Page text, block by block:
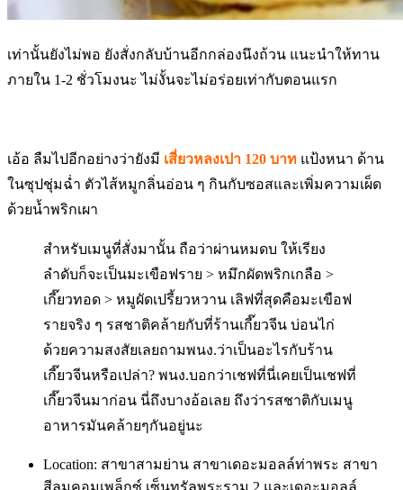
เท่านั้นยังไม่พอ ยังสั่งกลับบ้านอีกกล่องนึงถ้วน แนะนำให้ทาน
ภายใน 1-2 ชั่วโมงนะ ไม่งั้นจะไม่อร่อยเท่ากับตอนแรก
เอ้อ ลืมไปอีกอย่างว่ายังมี เสี่ยวหลงเปา 120 บาท แป้งหนา ด้าน
ในซุปชุ่มฉ่ำ ตัวไส้หมูกลิ่นอ่อน ๆ กินกับซอสและเพิ่มความเผ็ด
ด้วยน้ำพริกเผา
สำหรับเมนูที่สั่งมานั้น ถือว่าผ่านหมดบ ให้เรียง
ลำดับก็จะเป็นมะเขือฟราย > หมึกผัดพริกเกลือ >
เกี๊ยวทอด > หมูผัดเปรี้ยวหวาน เลิฟที่สุดคือมะเขือฟ
รายจริง ๆ รสชาติคล้ายกับที่ร้านเกี๊ยวจีน บ่อนไก่
ด้วยความสงสัยเลยถามพนง.ว่าเป็นอะไรกับร้าน
เกี๊ยวจีนหรือเปล่า? พนง.บอกว่าเชฟที่นี่เคยเป็นเชฟที่
เกี๊ยวจีนมาก่อน นี่ถึงบางอ้อเลย ถึงว่ารสชาติกับเมนู
อาหารมันคล้ายๆกันอยู่นะ
Location: สาขาสามย่าน สาขาเดอะมอลล์ท่าพระ สาขา
สีลมคอมเพล็กซ์ เซ็นทรัลพระราม 2 และเดอะมอลล์